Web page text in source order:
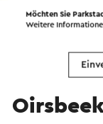
Möchten Sie
Weitere